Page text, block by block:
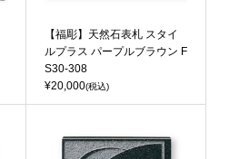
【福彫】天然石表札 スタイ
ルプラス パープルブラウン F
S30-308
¥20,000(税込)